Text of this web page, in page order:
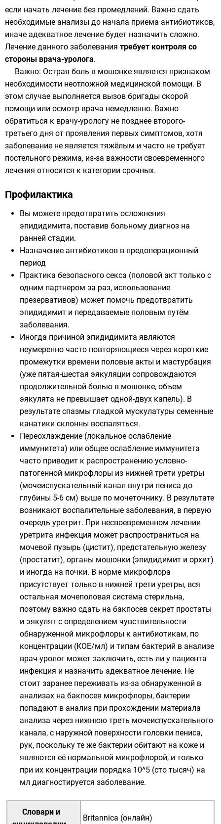
если начать лечение без промедлений. Важно сдать
необходимые анализы до начала приема антибиотиков,
иначе адекватное лечение будет назначить сложно.
Лечение данного заболевания требует контроля со
стороны врача-уролога.
Важно: Острая боль в мошонке является признаком
необходимости неотложной медицинской помощи. В
этом случае выполняется вызов бригады скорой
помощи или осмотр врача немедленно. Важно
обратиться к врачу-урологу не позднее второго-
третьего дня от проявления первых симптомов, хотя
заболевание не является тяжёлым и часто не требует
постельного режима, из-за важности своевременного
лечения относится к категории срочных.
Профилактика
Вы можете предотвратить осложнения
эпидидимита, поставив больному диагноз на
ранней стадии.
Назначение антибиотиков в предоперационный
период
Практика безопасного секса (половой акт только с
одним партнером за раз, использование
презервативов) может помочь предотвратить
эпидидимит и передаваемые половым путём
заболевания.
Иногда причиной эпидидимита являются
неумеренно часто повторяющиеся через короткие
промежутки времени половые акты и мастурбация
(уже пятая-шестая эякуляции сопровождаются
продолжительной болью в мошонке, объем
эякулята не превышает одной-двух капель). В
результате спазмы гладкой мускулатуры семенные
канатики склонны воспаляться.
Переохлаждение (локальное ослабление
иммунитета) или общее ослабление иммунитета
часто приводит к распространению условно-
патогенной микрофлоры из нижней трети уретры
(мочеиспускательный канал внутри пениса до
глубины 5-6 см) выше по мочеточнику. В результате
возникают воспалительные заболевания, в первую
очередь уретрит. При несвоевременном лечении
уретрита инфекция может распространиться на
мочевой пузырь (цистит), предстательную железу
(простатит), органы мошонки (эпидидимит и орхит)
и иногда на почки. В норме микрофлора
присутствует только в нижней трети уретры, вся
остальная мочеполовая система стерильна,
поэтому важно сдать на бакпосев секрет простаты
и эякулят с определением чувствительности
обнаруженной микрофлоры к антибиотикам, по
концентрации (КОЕ/мл) и типам бактерий в анализе
врач-уролог может заключить, есть ли у пациента
инфекция и назначить адекватное лечение. Не
стоит заранее переживать из-за обнаруженной в
анализах на бакпосев микрофлоры, бактерии
попадают в анализ при прохождении материала
анализа через нижнюю треть мочеиспускательного
канала, с наружной поверхности головки пениса,
рук, поскольку те же бактерии обитают на коже и
являются её нормальной микрофлорой, и только
при их концентрации порядка 10^5 (сто тысяч) на
мл диагностируется заболевание.
Словари и
Britannica (онлайн)